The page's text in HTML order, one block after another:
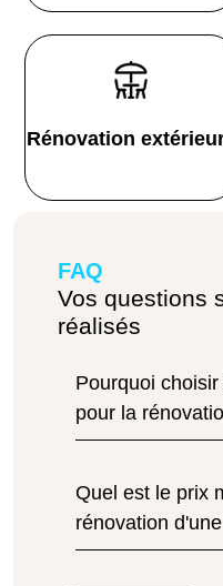
Rénovation
FAQ
Vos questions
réalisés
Pourquoi
pour la
Quel est le prix
rénovation